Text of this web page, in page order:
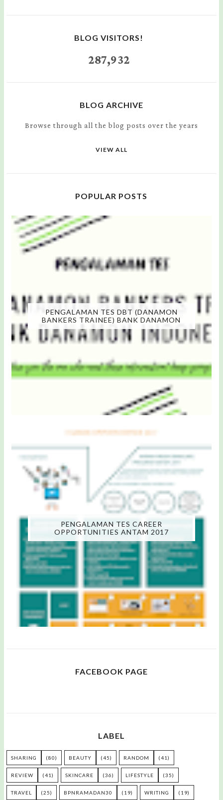
BLOG VISITORS!
287,932
BLOG ARCHIVE
Browse through all the blog posts over the years
VIEW ALL
POPULAR POSTS
PENGALAMAN TES DBT (DANAMON
BANKERS TRAINEE) BANK DANAMON
PENGALAMAN TES CAREER
OPPORTUNITIES ANTAM 2017
FACEBOOK PAGE
LABEL
SHARING (80) BEAUTY (45) RANDOM (41)
REVIEW (41) SKINCARE (36) LIFESTYLE (35)
TRAVEL (25) BPNRAMADAN30 (19) WRITING (19)